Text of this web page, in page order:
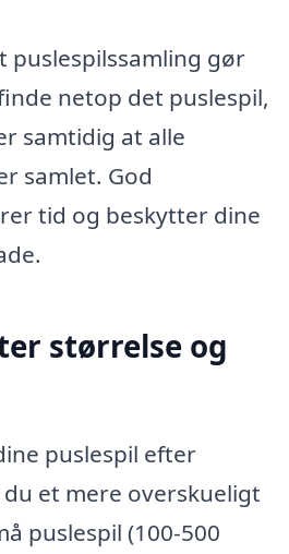
puslespilssamling gør
netop det puslespil,
samtidig at alle
samlet. God
tid og beskytter dine
størrelse og
puslespil efter
et mere overskueligt
puslespil (100-500